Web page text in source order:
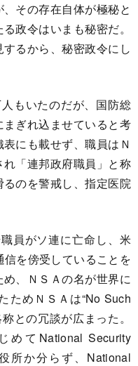
その存在自体が極秘と
政令はいまも秘密だ。
るから、秘密政令にし
もいたのだが、国防総
ぎれ込ませていると考
にも載せず、職員はＮ
「連邦政府職員」と称
のを警戒し、指定医院
員がソ連に亡命し、米
を傍受していることを
、ＮＳＡの名が世界に
ためＮＳＡは“No Such
との冗談が広まった。
てNational Security
所か分らず、National